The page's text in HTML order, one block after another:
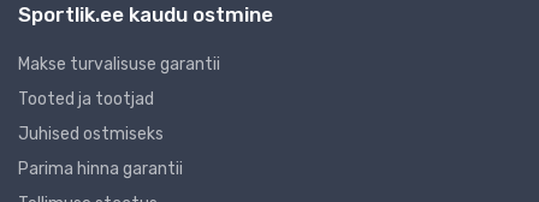
Sportlik.ee kaudu ostmine
Makse turvalisuse garantii
Tooted ja tootjad
Juhised ostmiseks
Parima hinna garantii